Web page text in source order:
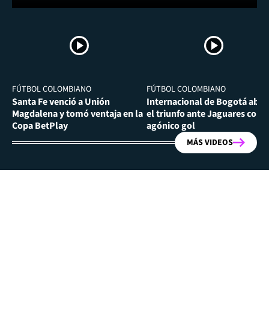
FÚTBOL COLOMBIANO
Santa Fe venció a Unión
Magdalena y tomó ventaja en la
Copa BetPlay
FÚTBOL COLOMBIANO
Internacional de Bogotá
el triunfo ante Jaguares con
agónico gol
MÁS VIDEOS